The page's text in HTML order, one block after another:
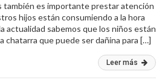
también es importante prestar atención
hijos están consumiendo a la hora
actualidad sabemos que los niños están
chatarra que puede ser dañina para […]
Leer más